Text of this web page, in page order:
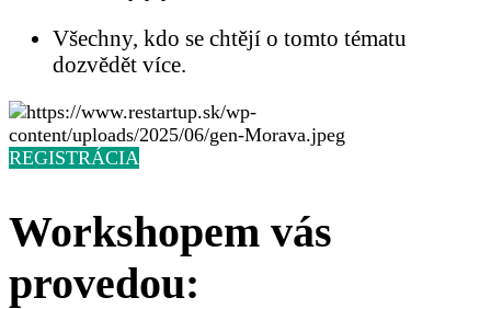
Všechny, kdo se chtějí o tomto tématu
dozvědět více.
REGISTRÁCIA
Workshopem vás
provedou: